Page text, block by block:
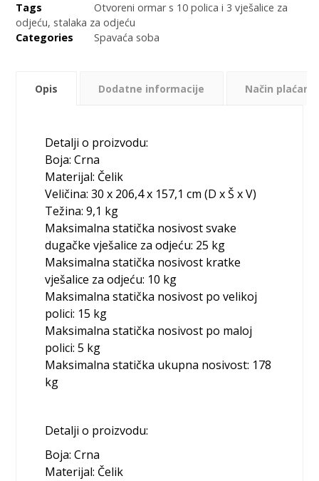
Tags
Otvoreni ormar s 10 polica i 3 vješalice za
odjeću, stalaka za odjeću
Categories
Spavaća soba
Opis Dodatne informacije Način
Detalji o proizvodu:
Boja: Crna
Materijal: Čelik
Veličina: 30 x 206,4 x 157,1 cm (D x Š x V)
Težina: 9,1 kg
Maksimalna statička nosivost svake
dugačke vješalice za odjeću: 25 kg
Maksimalna statička nosivost kratke
vješalice za odjeću: 10 kg
Maksimalna statička nosivost po velikoj
polici: 15 kg
Maksimalna statička nosivost po maloj
polici: 5 kg
Maksimalna statička ukupna nosivost: 178
kg
Detalji o proizvodu:
Boja: Crna
Materijal: Čelik